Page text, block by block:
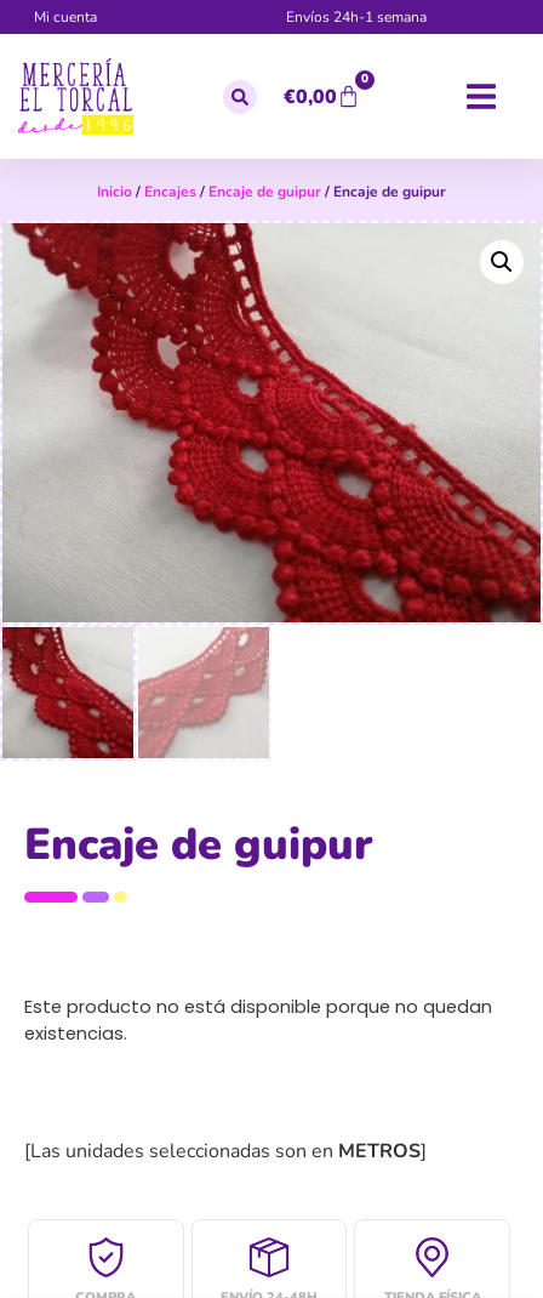
Mi cuenta Envíos 24h-1 semana
€0,00
0
Inicio/ Encajes/ Encaje de guipur/ Encaje de guipur
Encaje de guipur
Este producto no está disponible porque no quedan
existencias.
[Las unidades seleccionadas son en METROS]